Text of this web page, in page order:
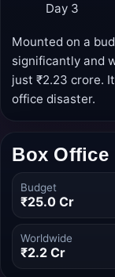
Day 3
Mounted on a
significantly and
just ₹2.23 crore.
office disaster.
Box Office
Budget
₹25.0 Cr
Worldwide
₹2.2 Cr